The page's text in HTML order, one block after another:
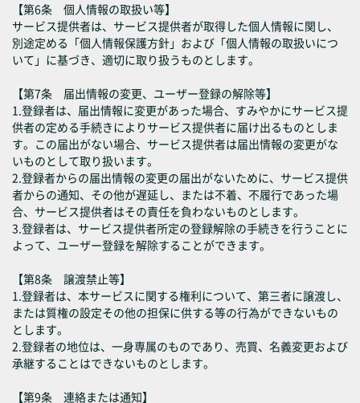
【第6条 個人情報の取扱い等】
サービス提供者は、サービス提供者が取得した個人情報に関し、
別途定める「個人情報保護方針」および「個人情報の取扱いにつ
いて」に基づき、適切に取り扱うものとします。
【第7条 届出情報の変更、ユーザー登録の解除等】
1.登録者は、届出情報に変更があった場合、すみやかにサービス提
供者の定める手続きによりサービス提供者に届け出るものとしま
す。この届出がない場合、サービス提供者は届出情報の変更がな
いものとして取り扱います。
2.登録者からの届出情報の変更の届出がないために、サービス提供
者からの通知、その他が遅延し、または不着、不履行であった場
合、サービス提供者はその責任を負わないものとします。
3.登録者は、サービス提供者所定の登録解除の手続きを行うことに
よって、ユーザー登録を解除することができます。
【第8条 譲渡禁止等】
1.登録者は、本サービスに関する権利について、第三者に譲渡し、
または質権の設定その他の担保に供する等の行為ができないもの
とします。
2.登録者の地位は、一身専属のものであり、売買、名義変更および
承継することはできないものとします。
【第9条 連絡または通知】